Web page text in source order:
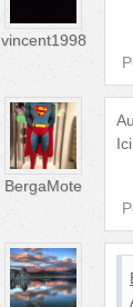
vincent1998
BergaMote